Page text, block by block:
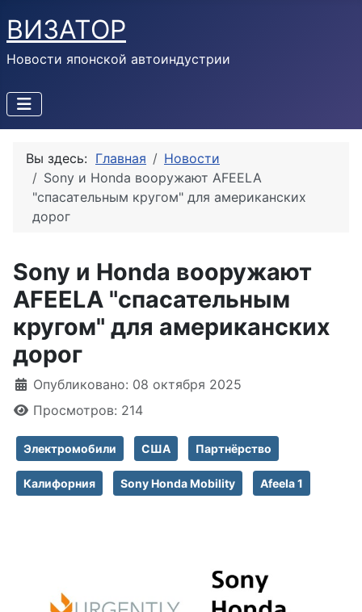
ВИЗАТОР
Новости японской автоиндустрии
Вы здесь: Главная
Новости
Sony и Honda вооружают AFEELA
"спасательным кругом" для американских
дорог
Sony и Honda вооружают
AFEELA "спасательным
кругом" для американских
дорог
Информация о материале
Опубликовано: 08 октября 2025
Просмотров: 214
Электромобили США Партнёрство
Калифорния Sony Honda Mobility Afeela 1